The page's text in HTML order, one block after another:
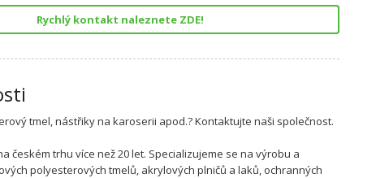
Rychlý kontakt naleznete ZDE!
tmel, nástřiky na karoserii apod.? Kontaktujte naši společnost.
českém trhu více než 20 let. Specializujeme se na výrobu a
polyesterových tmelů, akrylových plničů a laků, ochranných